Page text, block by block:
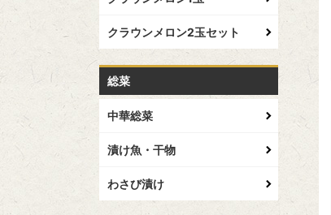
クラウンメロン2玉セット
総菜
中華総菜
漬け魚・干物
わさび漬け